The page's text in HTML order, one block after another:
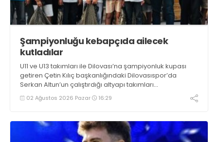
Şampiyonluğu kebapçıda ailecek
kutladılar
U11 ve U13 takımları ile Dilovası’na şampiyonluk kupası
getiren Çetin Kılıç başkanlığındaki Dilovasıspor’da
Serkan Altun’un çalıştırdığı altyapı takımları
şampiyonluğu ailecek, Enver Yıldırım’ın ev sahipliğinde
Barış Usta Restaurant’ta kutladı
02 Ağustos 2026 Pazar 16:29